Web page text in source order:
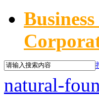
natural-